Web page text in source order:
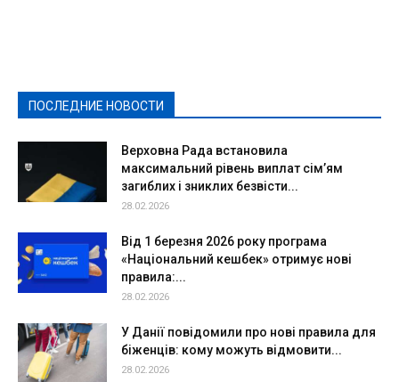
ПОСЛЕДНИЕ НОВОСТИ
Верховна Рада встановила
максимальний рівень виплат сім’ям
загиблих і зниклих безвісти...
28.02.2026
Від 1 березня 2026 року програма
«Національний кешбек» отримує нові
правила:...
28.02.2026
У Данії повідомили про нові правила для
біженців: кому можуть відмовити...
28.02.2026